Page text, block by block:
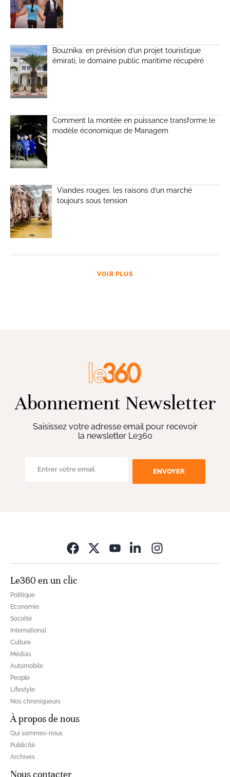
Bouznika: en prévision d’un projet touristique
émirati, le domaine public maritime récupéré
Comment la montée en puissance transforme le
modèle économique de Managem
Viandes rouges: les raisons d’un marché
toujours sous tension
VOIR PLUS
Abonnement Newsletter
Saisissez votre adresse email pour recevoir
la newsletter Le360
ENVOYER
Le360 en un clic
Politique
Economie
Société
International
Culture
Médias
Automobile
People
Lifestyle
Nos chroniqueurs
À propos de nous
Qui sommes-nous
Publicité
Archives
Nous contacter